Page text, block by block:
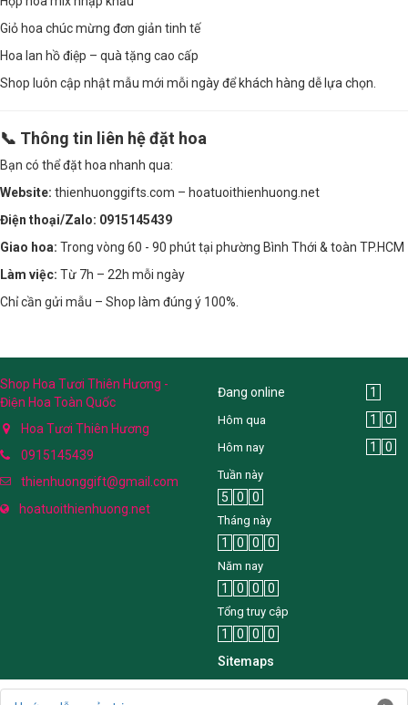
Giỏ hoa chúc mừng đơn giản tinh tế
Hoa lan hồ điệp – quà tặng cao cấp
Shop luôn cập nhật mẫu mới mỗi ngày để khách hàng dễ lựa chọn.
📞 Thông tin liên hệ đặt hoa
Bạn có thể đặt hoa nhanh qua:
Website: thienhuonggifts.com – hoatuoithienhuong.net
Điện thoại/Zalo: 0915145439
Giao hoa: Trong vòng 60 - 90 phút tại phường Bình Thới & toàn TP.HCM
Làm việc: Từ 7h – 22h mỗi ngày
Chỉ cần gửi mẫu – Shop làm đúng ý 100%.
Shop Hoa Tươi Thiên Hương -
Điện Hoa Toàn Quốc
Hoa Tươi Thiên Hương
0915145439
thienhuonggift@gmail.com
hoatuoithienhuong.net
Đang online 1
Hôm qua 1 0
Hôm nay 1 0
Tuần này
5 0 0
Tháng này
1 0 0 0
Năm nay
1 0 0 0
Tổng truy cập
1 0 0
0
Sitemaps